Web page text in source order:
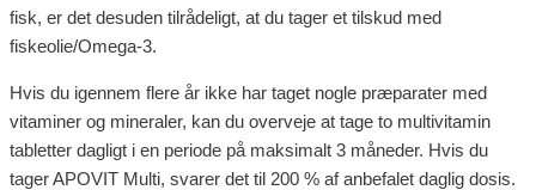
fisk, er det desuden tilrådeligt, at du tager et tilskud med
fiskeolie/Omega-3.
Hvis du igennem flere år ikke har taget nogle præparater med
vitaminer og mineraler, kan du overveje at tage to multivitamin
tabletter dagligt i en periode på maksimalt 3 måneder. Hvis du
tager APOVIT Multi, svarer det til 200 % af anbefalet daglig dosis.